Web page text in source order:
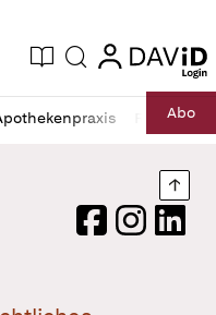
Ausgabe
Suche login
login
RechtAbo
FacebookInstagram